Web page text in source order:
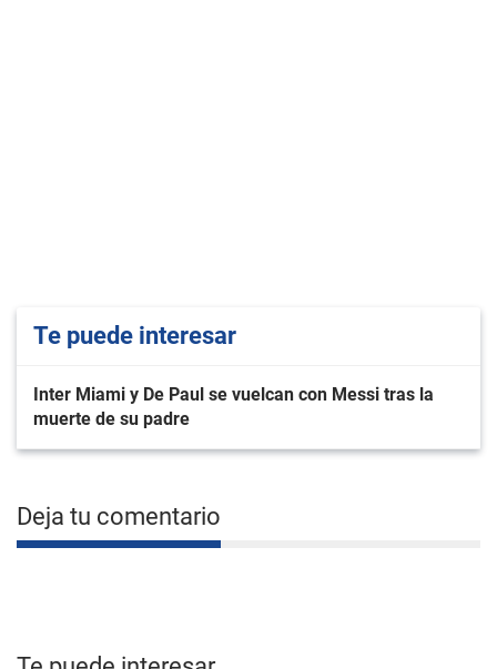
Te puede interesar
Inter Miami y De Paul se vuelcan con Messi tras la
muerte de su padre
Deja tu comentario